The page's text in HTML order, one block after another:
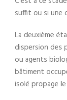
suffit ou si une
La deuxième
dispersion des
ou agents
bâtiment
isolé propage